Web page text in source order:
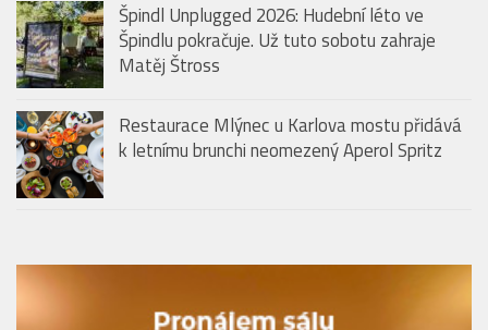
Špindl Unplugged 2026: Hudební léto ve
Špindlu pokračuje. Už tuto sobotu zahraje
Matěj Štross
Restaurace Mlýnec u Karlova mostu přidává
k letnímu brunchi neomezený Aperol Spritz